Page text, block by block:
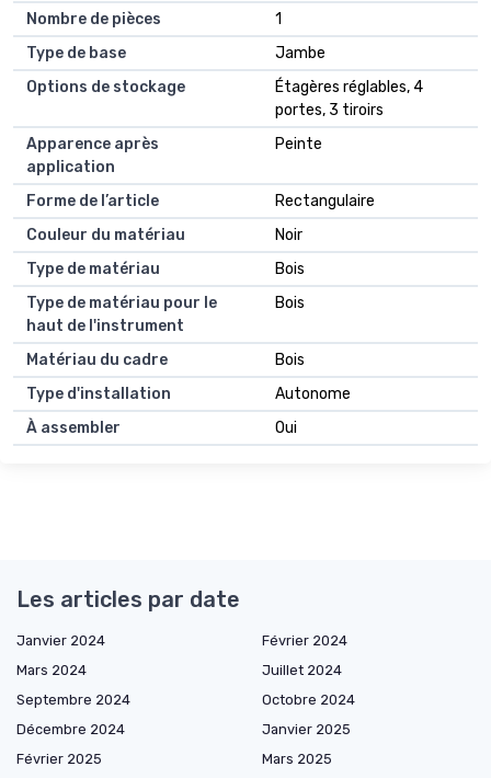
Nombre de pièces
1
Type de base
Jambe
Options de stockage
Étagères réglables, 4
portes, 3 tiroirs
Apparence après
application
Peinte
Forme de l’article
Rectangulaire
Couleur du matériau
Noir
Type de matériau
Bois
Type de matériau pour le
haut de l'instrument
Bois
Matériau du cadre
Bois
Type d'installation
Autonome
À assembler
Oui
Les articles par date
Janvier 2024
Février 2024
Mars 2024
Juillet 2024
Septembre 2024
Octobre 2024
Décembre 2024
Janvier 2025
Février 2025
Mars 2025